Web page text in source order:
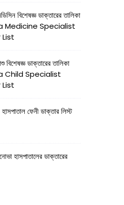
বিশেষজ্ঞ ডাক্তারের তালিকা
Medicine Specialist
বিশেষজ্ঞ ডাক্তারের তালিকা
Child Specialist
ফেনী ডাক্তার লিস্ট
হাসপাতালের ডাক্তারের